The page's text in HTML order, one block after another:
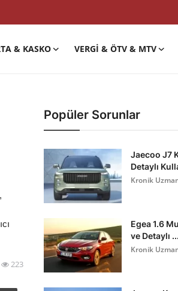
& KASKO VERGI & ÖTV & MTV
223
Popüler Sorunlar
Jaecoo J7
Detaylı
Kronik
Egea 1.6
ve Detaylı ...
Kronik